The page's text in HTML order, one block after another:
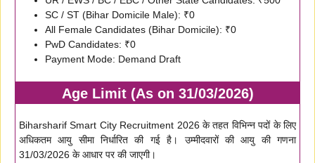
SC / ST (Bihar Domicile Male): ₹0
All Female Candidates (Bihar Domicile): ₹0
PwD Candidates: ₹0
Payment Mode: Demand Draft
Age Limit (As on 31/03/2026)
Biharsharif Smart City Recruitment 2026 के तहत विभिन्न पदों के लिए
अधिकतम आयु सीमा निर्धारित की गई है। उम्मीदवारों की आयु की गणना
31/03/2026 के आधार पर की जाएगी।